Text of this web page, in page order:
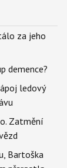
za jeho
demence?
ledový
Zatmění
Bartoška